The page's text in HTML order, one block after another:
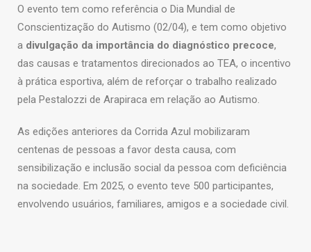
O evento tem como referência o Dia Mundial de
Conscientização do Autismo (02/04), e tem como objetivo
a divulgação da importância do diagnóstico precoce,
das causas e tratamentos direcionados ao TEA, o incentivo
à prática esportiva, além de reforçar o trabalho realizado
pela Pestalozzi de Arapiraca em relação ao Autismo.
As edições anteriores da Corrida Azul mobilizaram
centenas de pessoas a favor desta causa, com
sensibilização e inclusão social da pessoa com deficiência
na sociedade. Em 2025, o evento teve 500 participantes,
envolvendo usuários, familiares, amigos e a sociedade civil.